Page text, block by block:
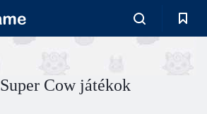
Super Cow játékok